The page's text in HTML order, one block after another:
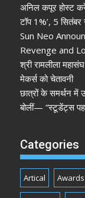
अनिल कपूर होस्ट
टॉप 1%’, 5 सितंबर
Sun Neo
Revenge and
श्री रामलीला
मेकर्स को चेतावनी
छात्रों के समर्थन में
बोलीं— “स्टूडेंट्स
Categories
Artical Awards